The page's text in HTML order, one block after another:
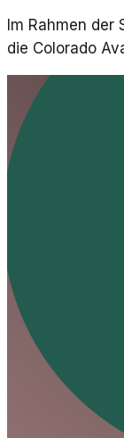
Im Rahmen
die Colorado
Ein
Division!